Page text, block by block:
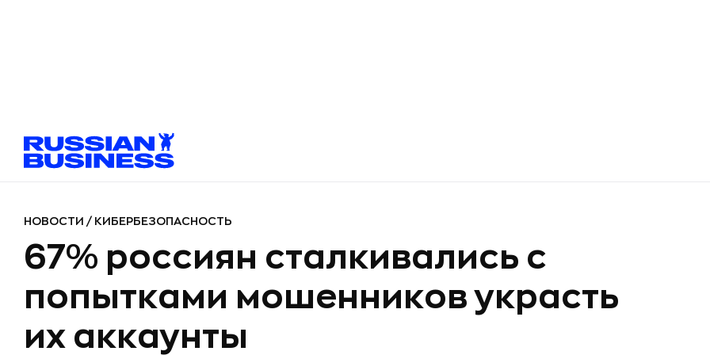
НОВОСТИ / КИБЕРБЕЗОПАСНОСТЬ
67% россиян сталкивались с
попытками мошенников украсть
их аккаунты